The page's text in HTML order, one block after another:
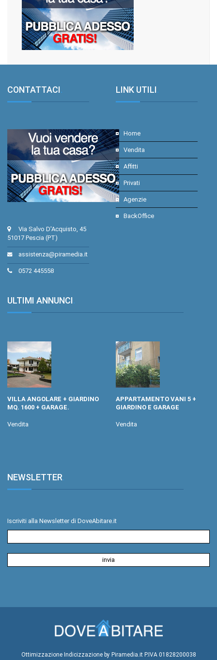
CONTATTACI.
Via Salvo D'Acquisto, 45
51017 Pescia (PT)
assistenza@piramedia.it
0572 445558
LINK UTILI.
Home
Vendita
Affitti
Privati
Agenzie
BackOffice
ULTIMI ANNUNCI.
VILLA ANGOLARE + GIARDINO
MQ. 1600 + GARAGE.
Vendita
APPARTAMENTO VANI 5 +
GIARDINO E GARAGE
Vendita
NEWSLETTER.
Iscriviti alla Newsletter di DoveAbitare.it
Ottimizzazione Indicizzazione by Piramedia.itP.IVA 01828200038